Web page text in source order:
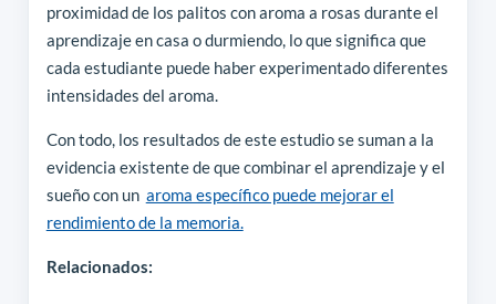
proximidad de los palitos con aroma a rosas durante el
aprendizaje en casa o durmiendo, lo que significa que
cada estudiante puede haber experimentado diferentes
intensidades del aroma.
Con todo, los resultados de este estudio se suman a la
evidencia existente de que combinar el aprendizaje y el
sueño con un aroma específico puede mejorar el
rendimiento de la memoria.
Relacionados: